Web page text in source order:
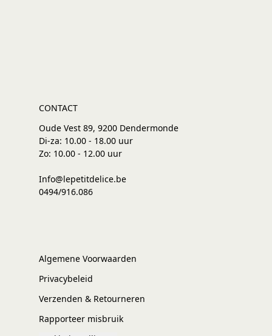
CONTACT
Oude Vest 89, 9200 Dendermonde
Di-za: 10.00 - 18.00 uur
Zo: 10.00 - 12.00 uur
Info@lepetitdelice.be
0494/916.086
Algemene Voorwaarden
Privacybeleid
Verzenden & Retourneren
Rapporteer misbruik